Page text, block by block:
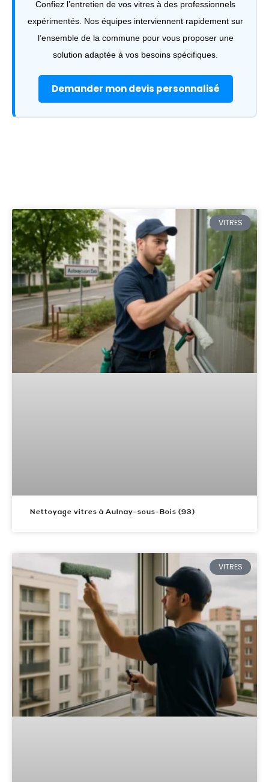
Confiez l’entretien de vos vitres à des professionnels
expérimentés. Nos équipes interviennent rapidement sur
l’ensemble de la commune pour vous proposer une
solution adaptée à vos besoins spécifiques.
Demander mon devis personnalisé
VITRES
Nettoyage vitres à Aulnay-sous-Bois (93)
VITRES